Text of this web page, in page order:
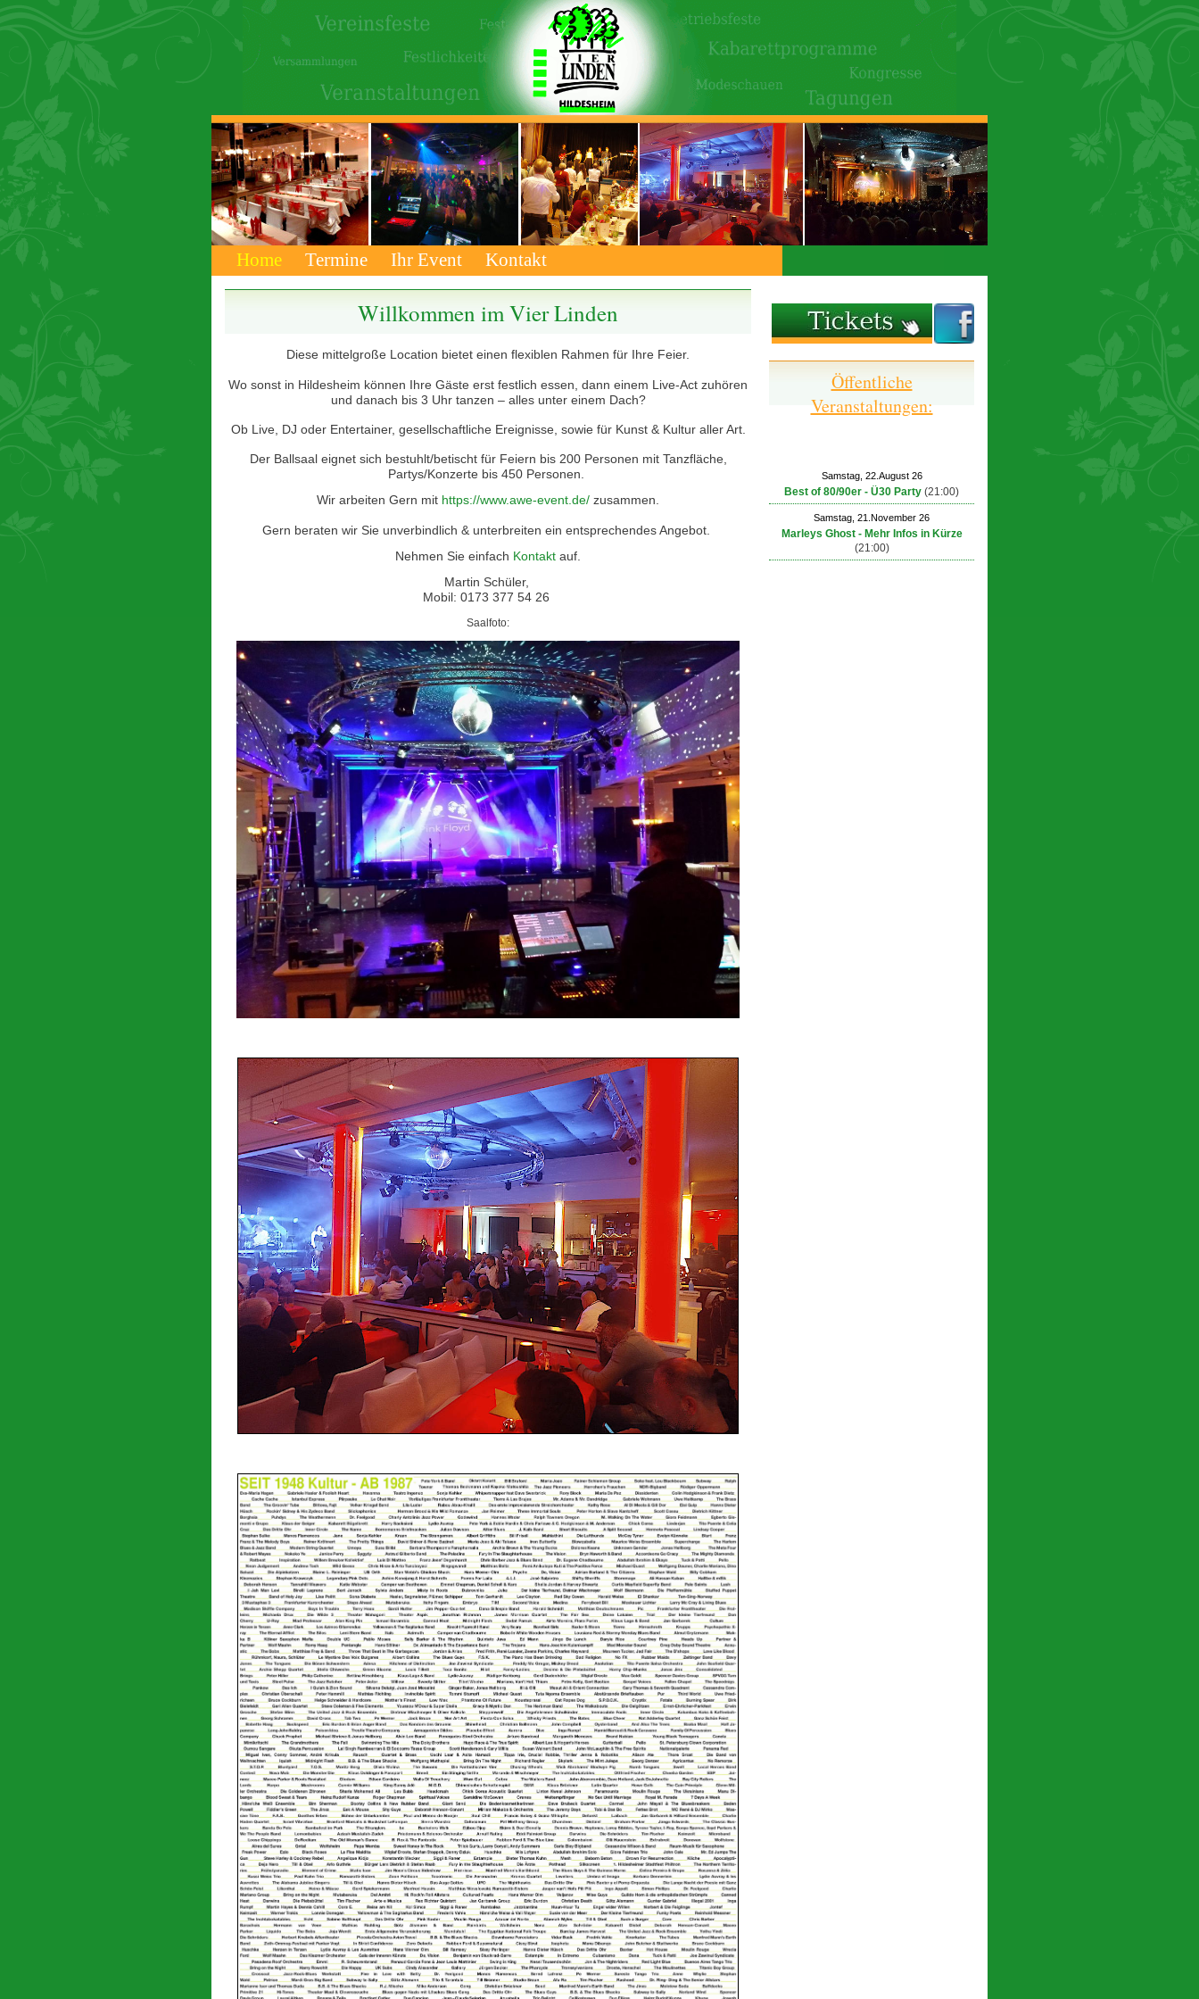
Home Termine Ihr Event Kontakt
Öffentliche
Veranstaltungen:
Samstag, 22.August 26
Best of 80/90er - Ü30 Party (21:00)
Samstag, 21.November 26
Marleys Ghost - Mehr Infos in Kürze
(21:00)
Willkommen im Vier Linden
Diese mittelgroße Location bietet einen flexiblen Rahmen für Ihre Feier.
Wo sonst in Hildesheim können Ihre Gäste erst festlich essen, dann einem Live-Act zuhören
und danach bis 3 Uhr tanzen – alles unter einem Dach?
Ob Live, DJ oder Entertainer, gesellschaftliche Ereignisse, sowie für Kunst & Kultur aller Art.
Der Ballsaal eignet sich bestuhlt/betischt für Feiern bis 200 Personen mit Tanzfläche,
Partys/Konzerte bis 450 Personen.
Wir arbeiten Gern mit https://www.awe-event.de/ zusammen.
Gern beraten wir Sie unverbindlich & unterbreiten ein entsprechendes Angebot.
Nehmen Sie einfach Kontakt auf.
Martin Schüler,
Mobil: 0173 377 54 26
Saalfoto: